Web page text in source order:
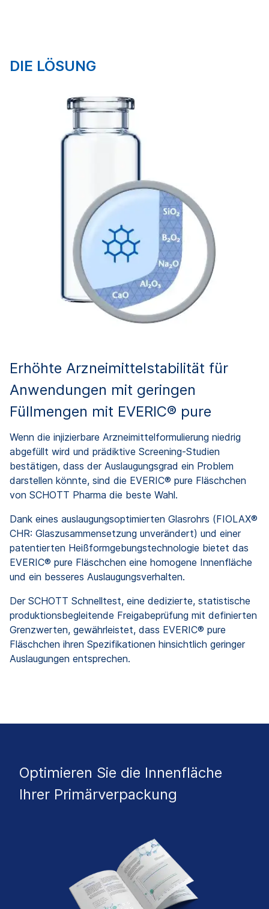
DIE LÖSUNG
Erhöhte Arzneimittelstabilität für
Anwendungen mit geringen
Füllmengen mit EVERIC® pure
Wenn die injizierbare Arzneimittelformulierung niedrig
abgefüllt wird und prädiktive Screening-Studien
bestätigen, dass der Auslaugungsgrad ein Problem
darstellen könnte, sind die EVERIC® pure Fläschchen
von SCHOTT Pharma die beste Wahl.
Dank eines auslaugungsoptimierten Glasrohrs (FIOLAX®
CHR: Glaszusammensetzung unverändert) und einer
patentierten Heißformgebungstechnologie bietet das
EVERIC® pure Fläschchen eine homogene Innenfläche
und ein besseres Auslaugungsverhalten.
Der SCHOTT Schnelltest, eine dedizierte, statistische
produktionsbegleitende Freigabeprüfung mit definierten
Grenzwerten, gewährleistet, dass EVERIC® pure
Fläschchen ihren Spezifikationen hinsichtlich geringer
Auslaugungen entsprechen.
Optimieren Sie die Innenfläche
Ihrer Primärverpackung